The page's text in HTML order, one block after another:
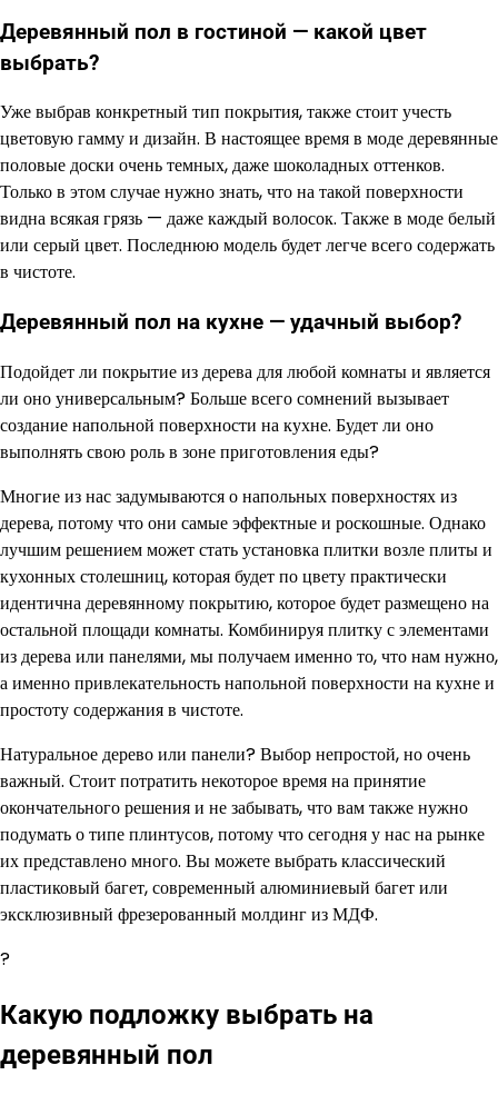
Деревянный пол в гостиной — какой цвет
выбрать?
Уже выбрав конкретный тип покрытия, также стоит учесть
цветовую гамму и дизайн. В настоящее время в моде деревянные
половые доски очень темных, даже шоколадных оттенков.
Только в этом случае нужно знать, что на такой поверхности
видна всякая грязь — даже каждый волосок. Также в моде белый
или серый цвет. Последнюю модель будет легче всего содержать
в чистоте.
Деревянный пол на кухне — удачный выбор?
Подойдет ли покрытие из дерева для любой комнаты и является
ли оно универсальным? Больше всего сомнений вызывает
создание напольной поверхности на кухне. Будет ли оно
выполнять свою роль в зоне приготовления еды?
Многие из нас задумываются о напольных поверхностях из
дерева, потому что они самые эффектные и роскошные. Однако
лучшим решением может стать установка плитки возле плиты и
кухонных столешниц, которая будет по цвету практически
идентична деревянному покрытию, которое будет размещено на
остальной площади комнаты. Комбинируя плитку с элементами
из дерева или панелями, мы получаем именно то, что нам нужно,
а именно привлекательность напольной поверхности на кухне и
простоту содержания в чистоте.
Натуральное дерево или панели? Выбор непростой, но очень
важный. Стоит потратить некоторое время на принятие
окончательного решения и не забывать, что вам также нужно
подумать о типе плинтусов, потому что сегодня у нас на рынке
их представлено много. Вы можете выбрать классический
пластиковый багет, современный алюминиевый багет или
эксклюзивный фрезерованный молдинг из МДФ.
?
Какую подложку выбрать на
деревянный пол